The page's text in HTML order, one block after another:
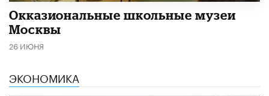
​Окказиональные школьные музеи
Москвы
26 ИЮНЯ
ЭКОНОМИКА